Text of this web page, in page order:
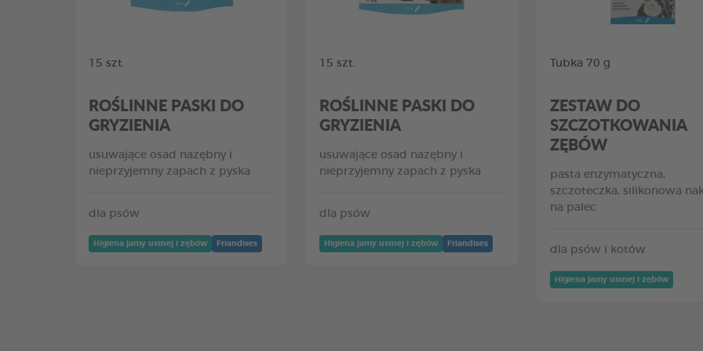
15 szt.
ROŚLINNE PASKI DO
GRYZIENIA
usuwające osad nazębny i
nieprzyjemny zapach z pyska
dla psów
Higiena jamy ustnej i zębów Friandises
15 szt.
ROŚLINNE PASKI DO
GRYZIENIA
usuwające osad nazębny i
nieprzyjemny zapach z pyska
dla psów
Higiena jamy ustnej i zębów Friandises
Tubka 70 g
ZESTAW DO
SZCZOTKOWANIA
ZĘBÓW
pasta enzymatyczna,
szczoteczka, silikonowa
na palec
dla psów i kotów
Higiena jamy ustnej i zębów